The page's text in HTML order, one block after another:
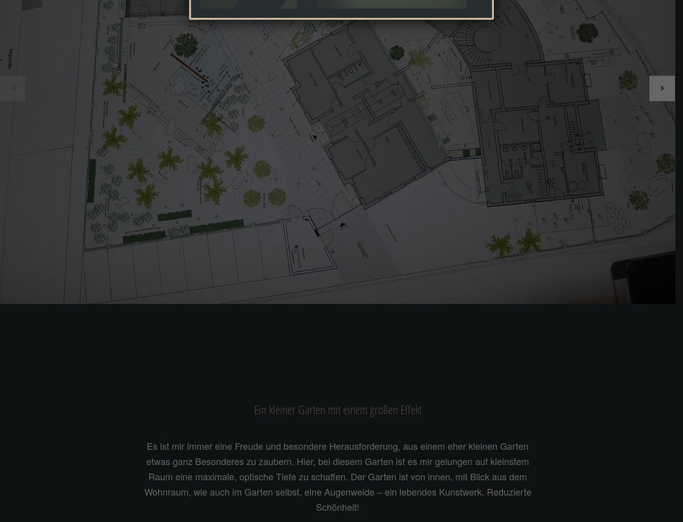
Ein kleiner Garten mit einem großen Effekt
Es ist mir immer eine Freude und besondere Herausforderung, aus einem eher kleinen Garten
etwas ganz Besonderes zu zaubern. Hier, bei diesem Garten ist es mir gelungen auf kleinstem
Raum eine maximale, optische Tiefe zu schaffen. Der Garten ist von innen, mit Blick aus dem
Wohnraum, wie auch im Garten selbst, eine Augenweide – ein lebendes Kunstwerk. Reduzierte
Schönheit!